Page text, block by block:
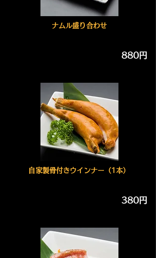
ナムル盛り合わせ
880円
自家製骨付きウインナー（1本）
380円